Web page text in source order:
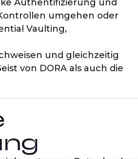
Authentifizierung und
umgehen oder
Vaulting,
und gleichzeitig
von DORA als auch die